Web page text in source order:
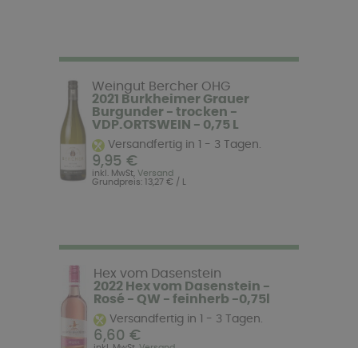
Weingut Bercher OHG
2021 Burkheimer Grauer
Burgunder - trocken -
VDP.ORTSWEIN - 0,75 L
Versandfertig in 1 - 3 Tagen.
9,95 €
inkl. MwSt,Versand
Grundpreis: 13,27 € / L
Hex vom Dasenstein
2022 Hex vom Dasenstein -
Rosé - QW - feinherb -0,75l
Versandfertig in 1 - 3 Tagen.
6,60 €